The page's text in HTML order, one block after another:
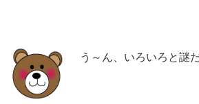
う～ん、いろいろと謎